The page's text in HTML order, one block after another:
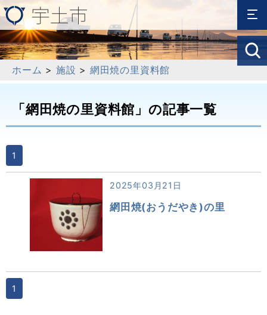
ホーム > 施設 > 網田焼の里資料館
「網田焼の里資料館」の記事一覧
1
2025年03月21日
網田焼(おうだやき)の里
1